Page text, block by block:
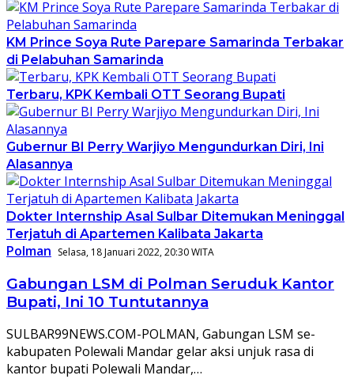
KM Prince Soya Rute Parepare Samarinda Terbakar
di Pelabuhan Samarinda
Terbaru, KPK Kembali OTT Seorang Bupati
Gubernur BI Perry Warjiyo Mengundurkan Diri, Ini
Alasannya
Dokter Internship Asal Sulbar Ditemukan Meninggal
Terjatuh di Apartemen Kalibata Jakarta
Polman Selasa, 18 Januari 2022, 20:30 WITA
Gabungan LSM di Polman Seruduk Kantor
Bupati, Ini 10 Tuntutannya
SULBAR99NEWS.COM-POLMAN, Gabungan LSM se-
kabupaten Polewali Mandar gelar aksi unjuk rasa di
kantor bupati Polewali Mandar,…